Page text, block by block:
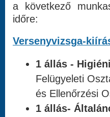
a következő
időre:
Versenyvizsga-
1 állás -
Felügyeleti
és Ellenőrzési
1 állás-